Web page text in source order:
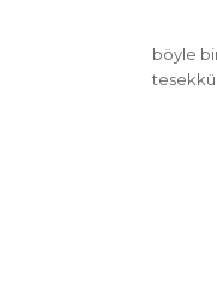
böyle